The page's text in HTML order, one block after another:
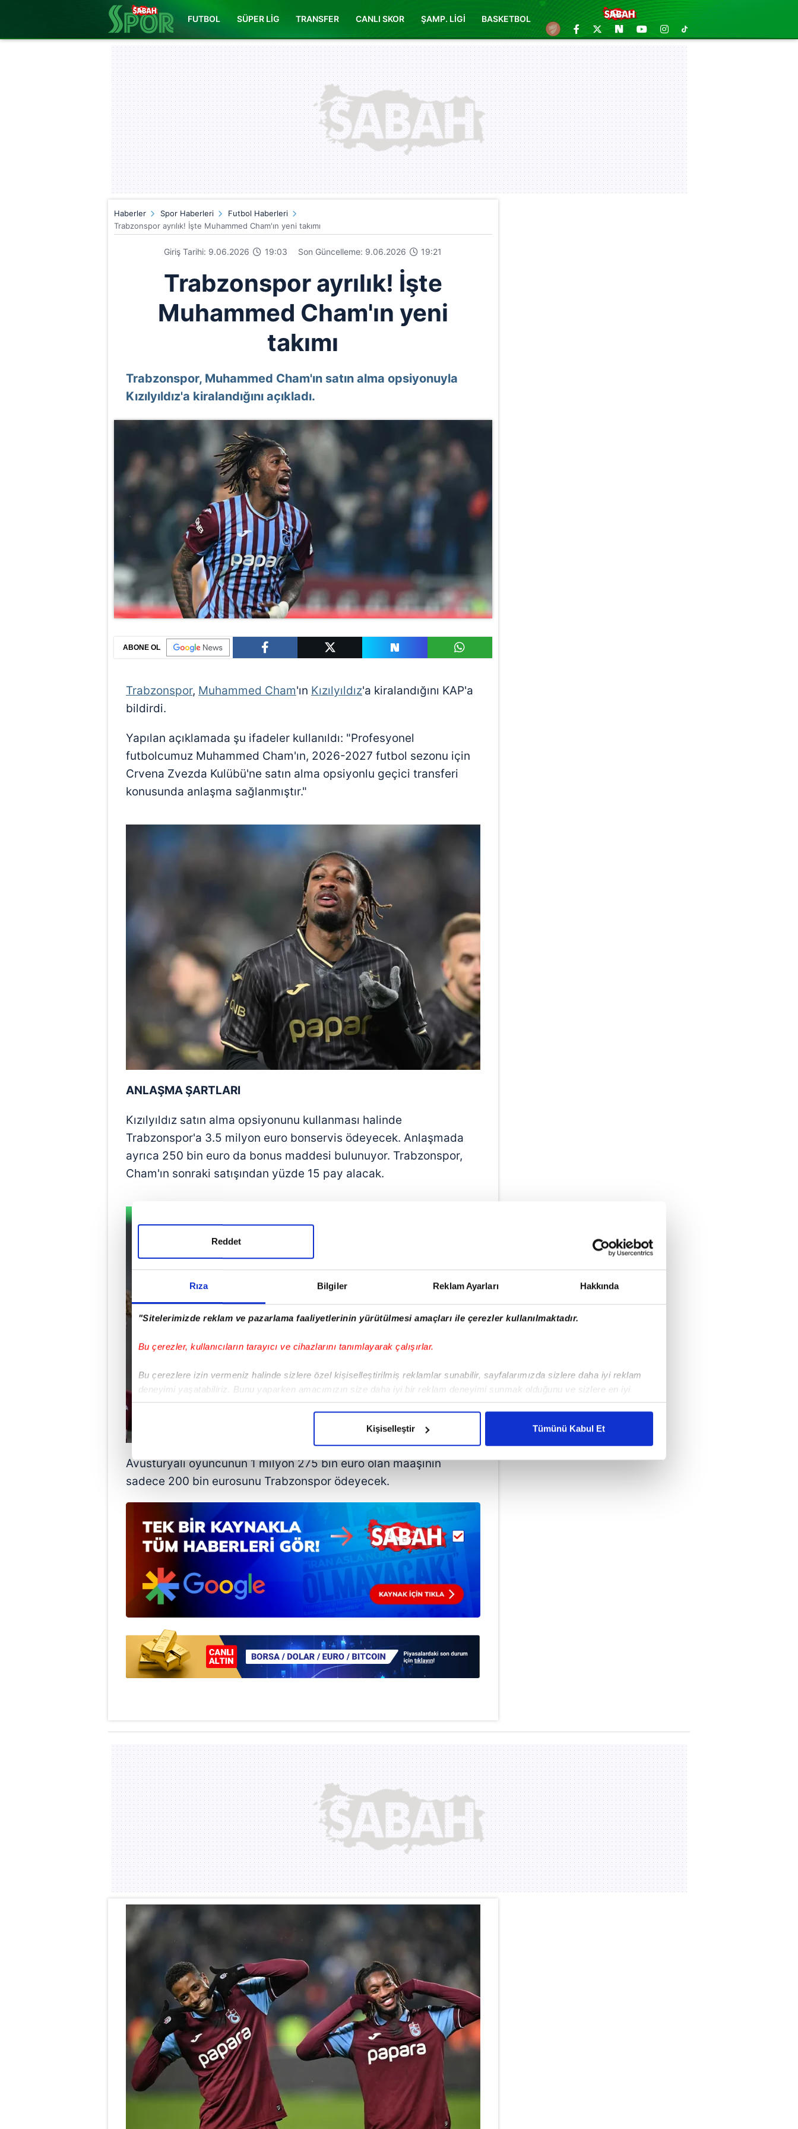
Rıza Bilgiler Reklam Ayarları Hakkında
"Sitelerimizde reklam ve pazarlama faaliyetlerinin yürütülmesi amaçları ile çerezler kullanılmaktadır.
Bu çerezler, kullanıcıların tarayıcı ve cihazlarını tanımlayarak çalışırlar.
Bu çerezlere izin vermeniz halinde sizlere özel kişiselleştirilmiş reklamlar sunabilir, sayfalarımızda sizlere daha iyi reklam
deneyimi yaşatabiliriz. Bunu yaparken amacımızın size daha iyi bir reklam deneyimi sunmak olduğunu ve sizlere en iyi
içerikleri sunabilmek adına elimizden gelen çabayı gösterdiğimizi ve bu noktada, reklamların maliyetlerimizi karşılamak
Her halükârda, kullanıcılar, bu çerezlere izin vermedikleri takdirde, kullanıcılara hedefli reklamlar gösterilmeyecektir."
Sizlere daha iyi bir hizmet sunabilmek için İnternet Sitemizde kendimize ve üçüncü kişilere ait çerezler kullanılmaktadır. Bu
çerezler vasıtasıyla çeşitli kişisel verileriniz işlenmekte olup gerekli olan çerezler bilgi toplumu hizmetlerinin sunulması
amacıyla kullanılmaktadır. Diğer çerezler, sitemizin daha işlevsel kılınması ve kişiselleştirilmesi ve sizlere yönelik
reklam/pazarlama faaliyetlerinin yapılması, amaçlarıyla sınırlı olarak açık rızanız dahilinde kullanılacaktır.
Çerezlere ilişkin tercihlerinizi aşağıda yer alan panel vasıtasıyla belirleyebilirsiniz. Çerezlere ilişkin detaylı bilgi için Ayarlar
Çerez Bilgilendirme Metnimiziziyaret edebilirsiniz.
6698 sayılı Kişisel Verilerin Korunması Kanunu uyarınca hazırlanmış Aydınlatma Metnimizi okumak ve sitemizde ilgili
mevzuata uygun olarak kullanılan çerezlerle ilgili bilgi almak için lütfentıklayınız
Reddet
Kişiselleştir Tümünü Kabul Et
FUTBOL SÜPER LİG TRANSFER CANLI SKOR ŞAMP. LİGİ BASKETBOL
Haberler Spor Haberleri
Futbol Haberleri
Trabzonspor ayrılık! İşte Muhammed Cham'ın yeni takımı
Giriş Tarihi: 9.06.2026 19:03 Son Güncelleme: 9.06.2026 19:21
Trabzonspor ayrılık! İşte
Muhammed Cham'ın yeni
takımı
Trabzonspor, Muhammed Cham'ın satın alma opsiyonuyla
Kızılyıldız'a kiralandığını açıkladı.
ABONE OL
Trabzonspor, Muhammed Cham'ın Kızılyıldız'a kiralandığını KAP'a
bildirdi.
Yapılan açıklamada şu ifadeler kullanıldı: "Profesyonel
futbolcumuz Muhammed Cham'ın, 2026-2027 futbol sezonu için
Crvena Zvezda Kulübü'ne satın alma opsiyonlu geçici transferi
konusunda anlaşma sağlanmıştır."
ANLAŞMA ŞARTLARI
Kızılyıldız satın alma opsiyonunu kullanması halinde
Trabzonspor'a 3.5 milyon euro bonservis ödeyecek. Anlaşmada
ayrıca 250 bin euro da bonus maddesi bulunuyor. Trabzonspor,
Cham'ın sonraki satışından yüzde 15 pay alacak.
Avusturyalı oyuncunun 1 milyon 275 bin euro olan maaşının
sadece 200 bin eurosunu Trabzonspor ödeyecek.